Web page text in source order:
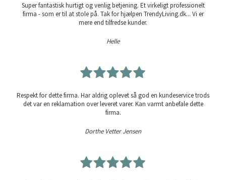
Super fantastisk hurtigt og venlig betjening. Et virkeligt professionelt
firma - som er til at stole på. Tak for hjælpen TrendyLiving.dk... Vi er
mere end tilfredse kunder.
Helle
Respekt for dette firma. Har aldrig oplevet så god en kundeservice trods
det var en reklamation over leveret varer. Kan varmt anbefale dette
firma.
Dorthe Vetter Jensen